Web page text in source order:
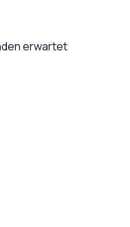
erwartet